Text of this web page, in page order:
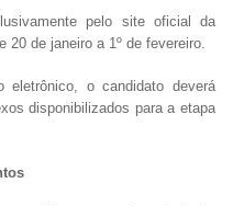
pelo site oficial da
20 de janeiro a 1º de fevereiro.
eletrônico, o candidato deverá
disponibilizados para a etapa